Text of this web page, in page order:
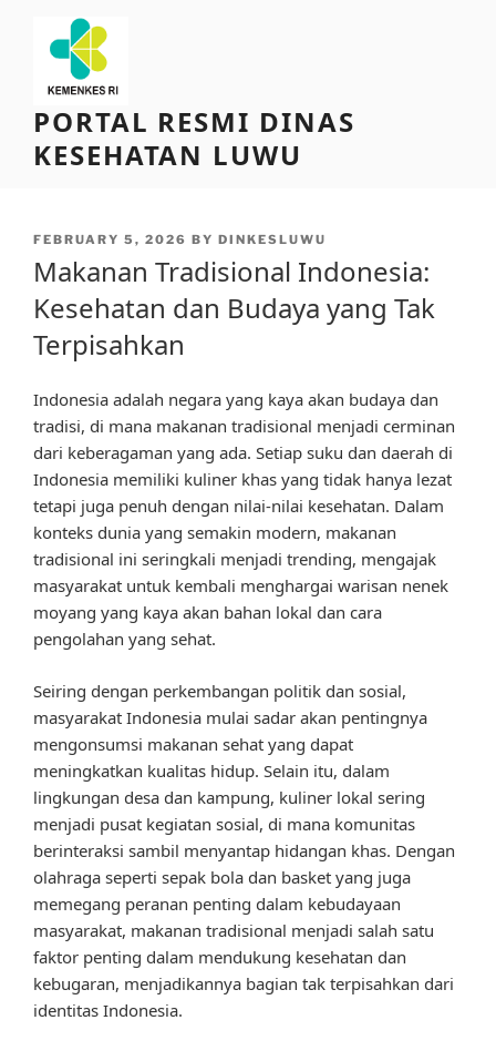
content
PORTAL RESMI DINAS
KESEHATAN LUWU
POSTED
FEBRUARY 5, 2026 BY DINKESLUWU
Makanan Tradisional Indonesia:
Kesehatan dan Budaya yang Tak
Terpisahkan
Indonesia adalah negara yang kaya akan budaya dan
tradisi, di mana makanan tradisional menjadi cerminan
dari keberagaman yang ada. Setiap suku dan daerah di
Indonesia memiliki kuliner khas yang tidak hanya lezat
tetapi juga penuh dengan nilai-nilai kesehatan. Dalam
konteks dunia yang semakin modern, makanan
tradisional ini seringkali menjadi trending, mengajak
masyarakat untuk kembali menghargai warisan nenek
moyang yang kaya akan bahan lokal dan cara
pengolahan yang sehat.
Seiring dengan perkembangan politik dan sosial,
masyarakat Indonesia mulai sadar akan pentingnya
mengonsumsi makanan sehat yang dapat
meningkatkan kualitas hidup. Selain itu, dalam
lingkungan desa dan kampung, kuliner lokal sering
menjadi pusat kegiatan sosial, di mana komunitas
berinteraksi sambil menyantap hidangan khas. Dengan
olahraga seperti sepak bola dan basket yang juga
memegang peranan penting dalam kebudayaan
masyarakat, makanan tradisional menjadi salah satu
faktor penting dalam mendukung kesehatan dan
kebugaran, menjadikannya bagian tak terpisahkan dari
identitas Indonesia.